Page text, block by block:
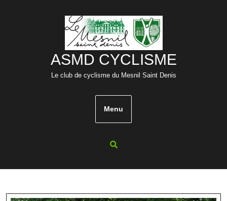
ASMD CYCLISME
Le club de cyclisme du Mesnil Saint Denis
Menu